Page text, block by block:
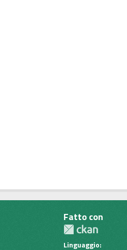
Fatto con
Linguaggio